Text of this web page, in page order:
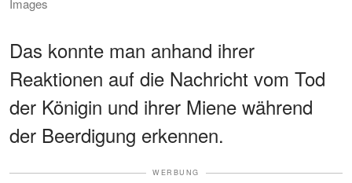
Images
Das konnte man anhand ihrer
Reaktionen auf die Nachricht vom Tod
der Königin und ihrer Miene während
der Beerdigung erkennen.
WERBUNG